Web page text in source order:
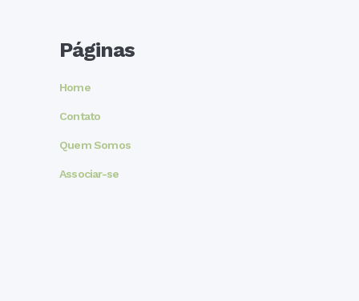
Páginas
Home
Contato
Quem Somos
Associar-se